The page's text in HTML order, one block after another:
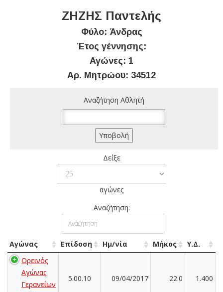
ΖΗΖΗΣ Παντελής
Φύλο: Άνδρας
Έτος γέννησης:
Αγώνες: 1
Αρ. Μητρώου: 34512
Αναζήτηση Αθλητή
Δείξε
αγώνες
Αναζήτηση:
Αγώνας Επίδοση Ημ/νία Μήκος
Υ.Δ.
Ορεινός
Αγώνας
Γερανείων
5.00.10 09/04/2017 22.0 1.400